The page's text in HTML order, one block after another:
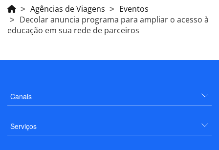
Agências de Viagens
Eventos
Decolar anuncia programa para ampliar o acesso à
educação em sua rede de parceiros
Canais
Serviços